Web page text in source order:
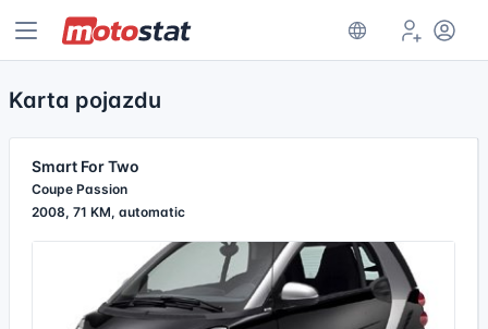
Karta pojazdu
Smart For Two
Coupe Passion
2008, 71 KM, automatic